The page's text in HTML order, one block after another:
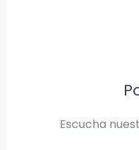
Escucha